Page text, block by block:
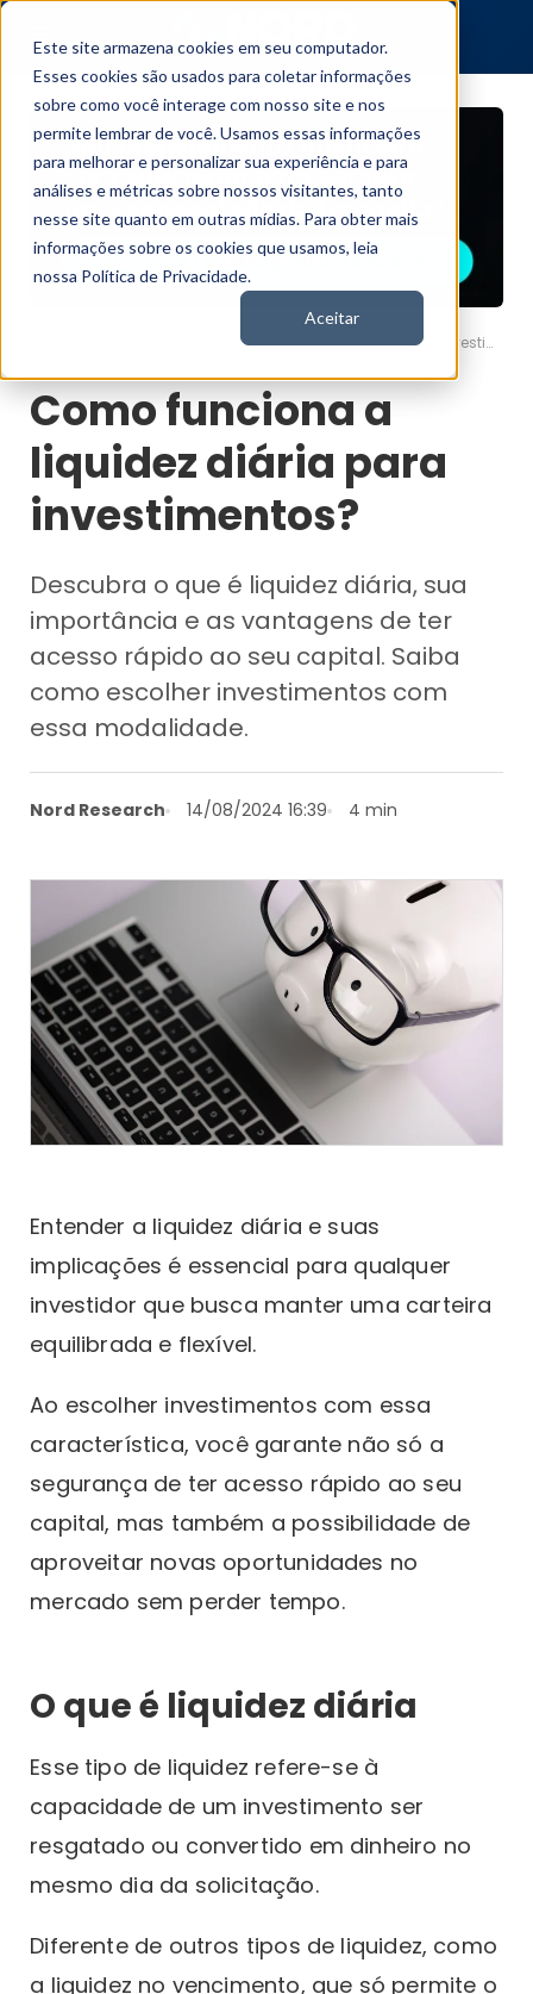
Este site armazena cookies em seu computador.
Esses cookies são usados para coletar informações
sobre como você interage com nosso site e nos
permite lembrar de você. Usamos essas informações
para melhorar e personalizar sua experiência e para
análises e métricas sobre nossos visitantes, tanto
nesse site quanto em outras mídias. Para obter mais
informações sobre os cookies que usamos, leia
nossa Política de Privacidade.
Aceitar
Como funciona a liquidez diária para investimentos?
Como funciona a
liquidez diária para
investimentos?
Descubra o que é liquidez diária, sua
importância e as vantagens de ter
acesso rápido ao seu capital. Saiba
como escolher investimentos com
essa modalidade.
Nord Research 14/08/2024 16:39 4 min
Entender a liquidez diária e suas
implicações é essencial para qualquer
investidor que busca manter uma carteira
equilibrada e flexível.
Ao escolher investimentos com essa
característica, você garante não só a
segurança de ter acesso rápido ao seu
capital, mas também a possibilidade de
aproveitar novas oportunidades no
mercado sem perder tempo.
O que é liquidez diária
Esse tipo de liquidez refere-se à
capacidade de um investimento ser
resgatado ou convertido em dinheiro no
mesmo dia da solicitação.
Diferente de outros tipos de liquidez, como
a liquidez no vencimento, que só permite o